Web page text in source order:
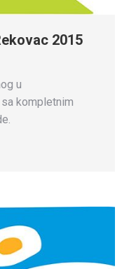
2015
u
kompletnim